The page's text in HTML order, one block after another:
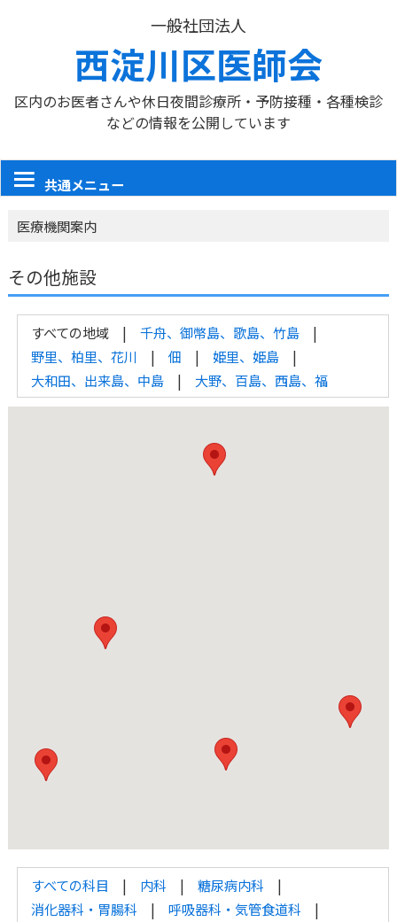
一般社団法人
西淀川区医師会
区内のお医者さんや休日夜間診療所・予防接種・各種検診
などの情報を公開しています
共通メニュー
医療機関案内
その他施設
すべての地域
千舟、御幣島、歌島、竹島
野里、柏里、花川
佃
姫里、姫島
大和田、出来島、中島
大野、百島、西島、福
すべての科目 内科
糖尿病内科
消化器科・胃腸科
呼吸器科・気管食道科